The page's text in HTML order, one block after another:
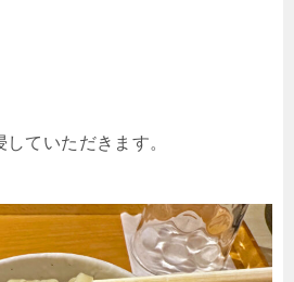
ていただきます。